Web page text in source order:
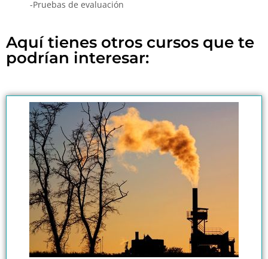
-Pruebas de evaluación
Aquí tienes otros cursos que te
podrían interesar: